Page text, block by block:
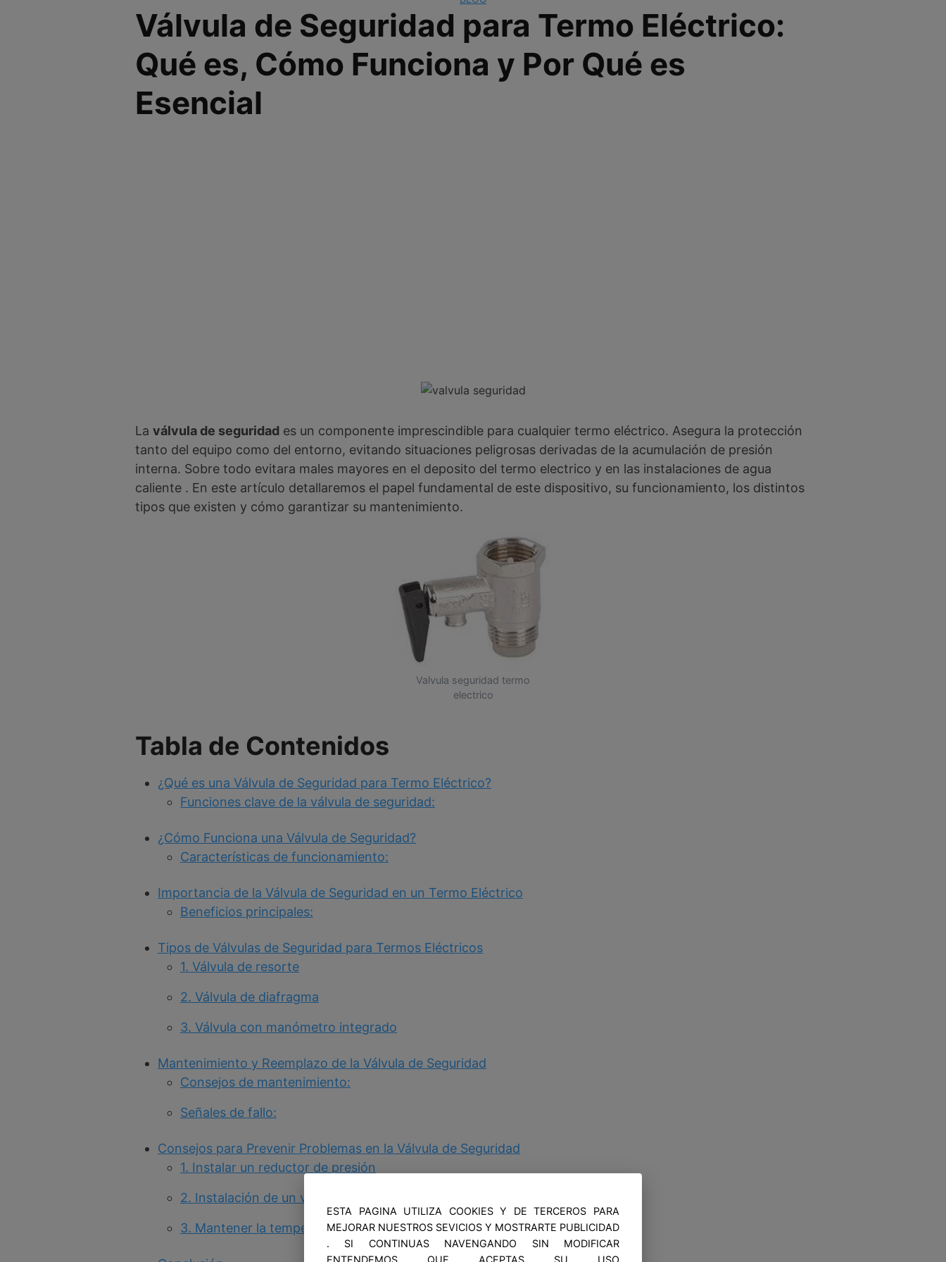
Válvula de Seguridad para Termo Eléctrico:
Qué es, Cómo Funciona y Por Qué es
Esencial
La válvula de seguridad es un componente imprescindible para cualquier termo eléctrico. Asegura la protección
tanto del equipo como del entorno, evitando situaciones peligrosas derivadas de la acumulación de presión
interna. Sobre todo evitara males mayores en el deposito del termo electrico y en las instalaciones de agua
caliente . En este artículo detallaremos el papel fundamental de este dispositivo, su funcionamiento, los distintos
tipos que existen y cómo garantizar su mantenimiento.
Valvula seguridad termo
electrico
Tabla de Contenidos
¿Qué es una Válvula de Seguridad para Termo Eléctrico?
Funciones clave de la válvula de seguridad:
¿Cómo Funciona una Válvula de Seguridad?
Características de funcionamiento:
Importancia de la Válvula de Seguridad en un Termo Eléctrico
Beneficios principales:
Tipos de Válvulas de Seguridad para Termos Eléctricos
1. Válvula de resorte
2. Válvula de diafragma
3. Válvula con manómetro integrado
Mantenimiento y Reemplazo de la Válvula de Seguridad
Consejos de mantenimiento:
Señales de fallo:
Consejos para Prevenir Problemas en la Válvula de Seguridad
1. Instalar un reductor de presión
2. Instalación de un vaso de expansión
3. Mantener la temperatura del agua en niveles adecuados
ESTA PAGINA UTILIZA COOKIES Y DE TERCEROS PARA
MEJORAR NUESTROS SEVICIOS Y MOSTRARTE PUBLICIDAD
. SI CONTINUAS NAVENGANDO SIN MODIFICAR
ENTENDEMOS QUE ACEPTAS SU USO